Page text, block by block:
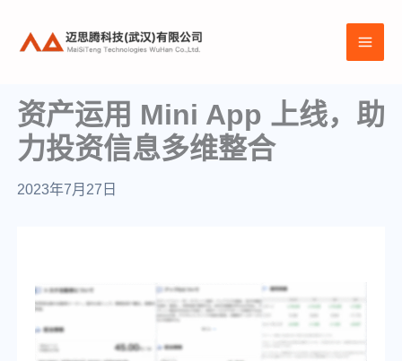
资产运用 Mini App 上线，助
力投资信息多维整合
2023年7月27日